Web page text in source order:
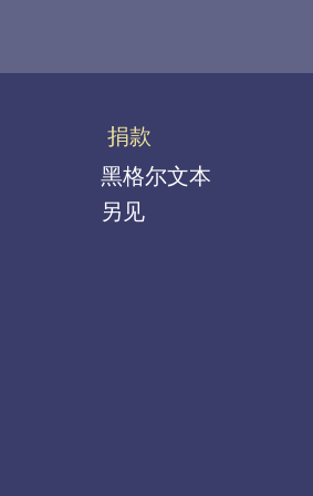
捐款
黑格尔文本
另见